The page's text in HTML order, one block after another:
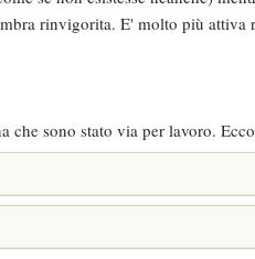
rinvigorita. E' molto più attiva
che sono stato via per lavoro.